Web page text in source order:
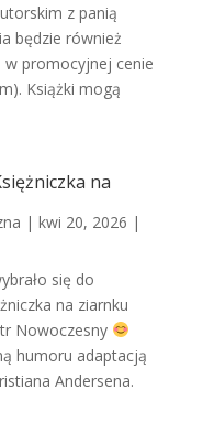
z panią
będzie również
w promocyjnej cenie
Książki mogą
na
| kwi 20, 2026 |
się do
na ziarnku
Nowoczesny
humoru adaptacją
Andersena.